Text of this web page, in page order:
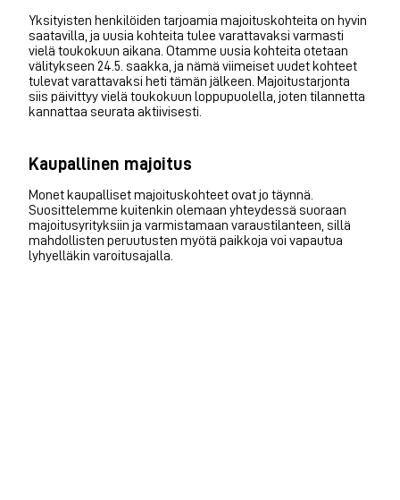
Yksityisten henkilöiden tarjoamia majoituskohteita on hyvin
saatavilla, ja uusia kohteita tulee varattavaksi varmasti
vielä toukokuun aikana. Otamme uusia kohteita otetaan
välitykseen 24.5. saakka, ja nämä viimeiset uudet kohteet
tulevat varattavaksi heti tämän jälkeen. Majoitustarjonta
siis päivittyy vielä toukokuun loppupuolella, joten tilannetta
kannattaa seurata aktiivisesti.
Kaupallinen majoitus
Monet kaupalliset majoituskohteet ovat jo täynnä.
Suosittelemme kuitenkin olemaan yhteydessä suoraan
majoitusyrityksiin ja varmistamaan varaustilanteen, sillä
mahdollisten peruutusten myötä paikkoja voi vapautua
lyhyelläkin varoitusajalla.